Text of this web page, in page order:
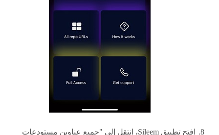
افتح تطبيق Sileem، انتقل إلى "جميع عناوين مستودعات